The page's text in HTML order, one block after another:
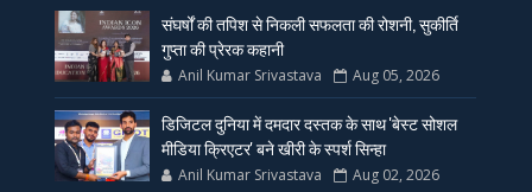
संघर्षों की तपिश से निकली सफलता की रोशनी, सुकीर्ति
गुप्ता की प्रेरक कहानी
Anil Kumar Srivastava Aug 05, 2026
डिजिटल दुनिया में दमदार दस्तक के साथ 'बेस्ट सोशल
मीडिया क्रिएटर' बने खीरी के स्पर्श सिन्हा
Anil Kumar Srivastava Aug 02, 2026